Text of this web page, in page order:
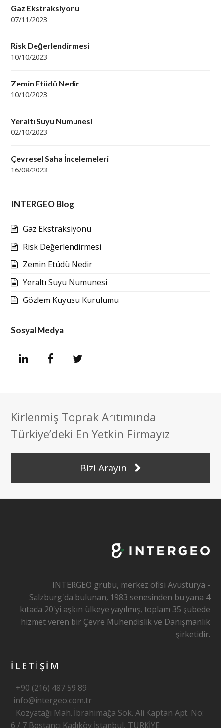
Gaz Ekstraksiyonu
07/11/2023
Risk Değerlendirmesi
10/10/2023
Zemin Etüdü Nedir
10/10/2023
Yeraltı Suyu Numunesi
02/10/2023
Çevresel Saha İncelemeleri
16/08/2023
INTERGEO Blog
Gaz Ekstraksiyonu
Risk Değerlendirmesi
Zemin Etüdü Nedir
Yeraltı Suyu Numunesi
Gözlem Kuyusu Kurulumu
Sosyal Medya
L
k
e
d
e
b
o
t
t
e
Kirlenmiş Toprak Arıtımında
Türkiye’deki En Yetkin Firmayız
Bizi Arayın
INTERGEO grubu, merkez ofisi Avusturya -
Salzburg'da bulunan, 1983 senesinden bu yana 4
kıtada 20'yi aşkın ülkeye yayılmış, toplam 35 şubede
hizmet veren bir Çevre Mühendislik ve Danışmanlık
şirketidir.
İLETİŞİM
+90 (216) 487 59 89
info@intergeo.com.tr
Kozyatağı Mah. İbrahimağa Sok. Ali Kaptan Apt. No:
6 / 7 Bostancı Kadıköy İstanbul, TÜRKİYE